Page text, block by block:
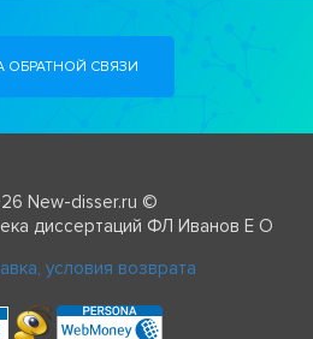
ОБРАТНОЙ СВЯЗИ
New-disser.ru ©
диссертаций ФЛ Иванов Е О
условия возврата